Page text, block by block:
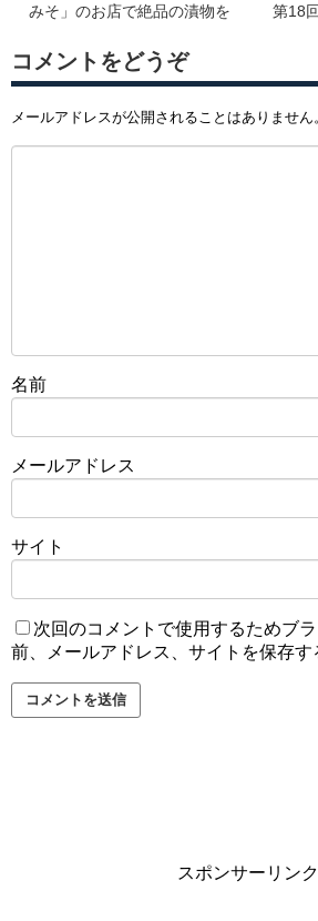
みそ」のお店で絶品の漬物を
第18
コメントをどうぞ
メールアドレスが公開されることはありません
名前
メールアドレス
サイト
次回のコメントで使用するためブ
前、メールアドレス、サイトを保存す
スポンサーリンク